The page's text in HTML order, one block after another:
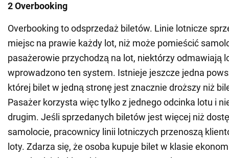
2 Overbooking
Overbooking to odsprzedaż biletów. Linie lotnicze
miejsc na prawie każdy lot, niż może pomieścić
pasażerowie przychodzą na lot, niektórzy odmawiają
wprowadzono ten system. Istnieje jeszcze jedna
której bilet w jedną stronę jest znacznie droższy niż
Pasażer korzysta więc tylko z jednego odcinka lotu i
drugim. Jeśli sprzedanych biletów jest więcej niż
samolocie, pracownicy linii lotniczych przenoszą
loty. Zdarza się, że osoba kupuje bilet w klasie